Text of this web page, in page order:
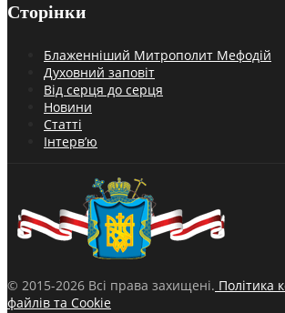
Сторінки
Блаженніший Митрополит Мефодій
Духовний заповіт
Від серця до серця
Новини
Статті
Інтерв’ю
© 2015-2026 Всі права захищені. Політика
файлів та Cookie